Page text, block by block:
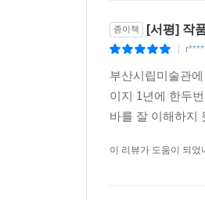
종이책 [서평] 작
부산시립미술관
이지 1년에 한두
바를 잘 이해하지
이 리뷰가 도움이 되었